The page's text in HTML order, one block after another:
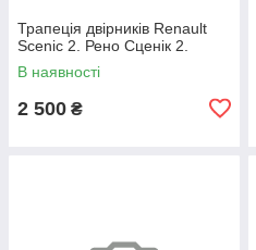
Трапеція двірників Renault
Scenic 2. Рено Сценік 2.
В наявності
2 500 ₴